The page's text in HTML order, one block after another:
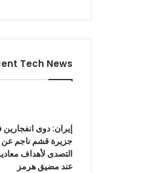
Tech News
إيران: دوى
جزيرة قشم ناجم عن
التصدى لأهداف
عند مضيق هرمز